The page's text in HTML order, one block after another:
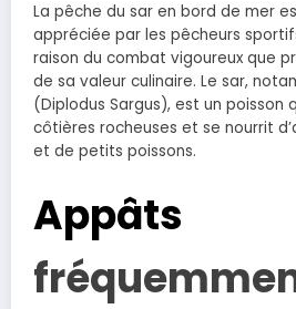
La pêche du sar en bord de mer
appréciée par les pêcheurs
raison du combat vigoureux que
de sa valeur culinaire. Le sar,
(Diplodus Sargus), est un poisson
côtières rocheuses et se nourrit
et de petits poissons.
Appâts